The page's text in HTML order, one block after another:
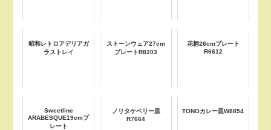
昭和レトロアデリアガ
ラストレイ
ストーンウェア27cm
プレートR8203
花柄26cmプレート
R6612
Sweetline
ARABESQUE19cmプ
レート
ノリタケベリー皿
R7664
TONOカレー皿W8854